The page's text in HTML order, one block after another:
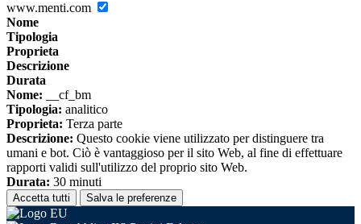
www.menti.com
Nome
Tipologia
Proprieta
Descrizione
Durata
Nome: __cf_bm
Tipologia: analitico
Proprieta: Terza parte
Descrizione: Questo cookie viene utilizzato per distinguere tra
umani e bot. Ciò è vantaggioso per il sito Web, al fine di effettuare
rapporti validi sull'utilizzo del proprio sito Web.
Durata: 30 minuti
Accetta tutti Salva le preferenze